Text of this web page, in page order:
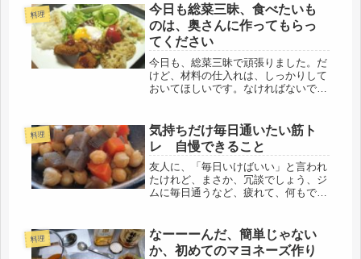
料理
今日も総菜三昧、食べたいも
のは、奥さんに作ってもらっ
てください
今日も、総菜三昧で頑張りました。だ
けど、材料の仕入れは、しっかりして
おいてほしいです。なければないで、
持病の薬が最後のシートになったの
で、朝から、駅前の医者に行ってきま
した。...
料理
気持ちだけ毎日通いたい筋ト
レ 自慢できること
友人に、「毎日いけばいい」と言われ
たけれど、まさか、冗談でしょう、ジ
ムに毎日通うなど、疲れて、何もでき
ってる」と言っていたけど、彼女は、
30代か40代で始めたバトミントンで...
料理
なーーーんだ、簡単じゃない
か、初めてのマヨネーズ作り